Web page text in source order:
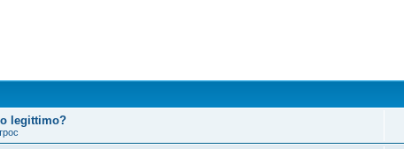
legittimo?